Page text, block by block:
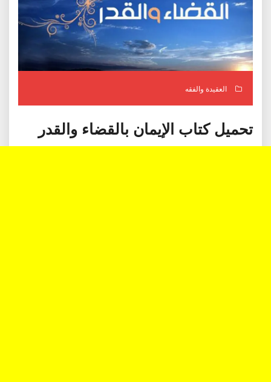
العقيدة والفقه
تحميل كتاب الإيمان بالقضاء والقدر